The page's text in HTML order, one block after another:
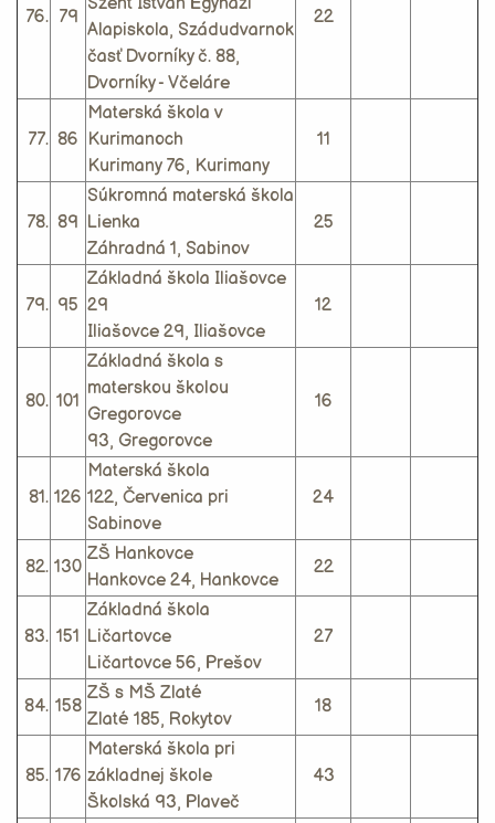
76. 79
Alapiskola, Szádudvarnok
časť Dvorníky č. 88,
Dvorníky - Včeláre
22
77. 86
Materská škola v
Kurimanoch
Kurimany 76, Kurimany
11
78. 89
Súkromná materská škola
Lienka
Záhradná 1, Sabinov
25
79. 95
Základná škola Iliašovce
29
Iliašovce 29, Iliašovce
12
80. 101
Základná škola s
materskou školou
Gregorovce
93, Gregorovce
16
81. 126
Materská škola
122, Červenica pri
Sabinove
24
82. 130
ZŠ Hankovce
Hankovce 24, Hankovce
22
83. 151
Základná škola
Ličartovce
Ličartovce 56, Prešov
27
84. 158
ZŠ s MŠ Zlaté
Zlaté 185, Rokytov
18
85. 176
Materská škola pri
základnej škole
Školská 93, Plaveč
43